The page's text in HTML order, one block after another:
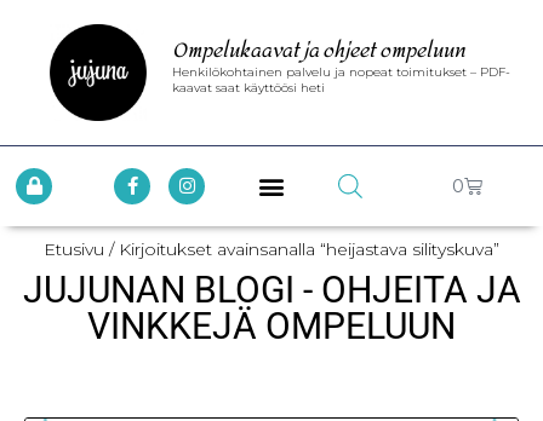
Ompelukaavat ja ohjeet ompeluun
Henkilökohtainen palvelu ja nopeat toimitukset – PDF-
kaavat saat käyttöösi heti
0
Etusivu / Kirjoitukset avainsanalla “heijastava silityskuva”
JUJUNAN BLOGI - OHJEITA JA
VINKKEJÄ OMPELUUN